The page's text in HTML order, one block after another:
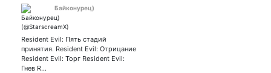
Байконурец)
Resident Evil: Пять стадий
принятия. Resident Evil: Отрицание
Resident Evil: Торг Resident Evil:
Гнев R…